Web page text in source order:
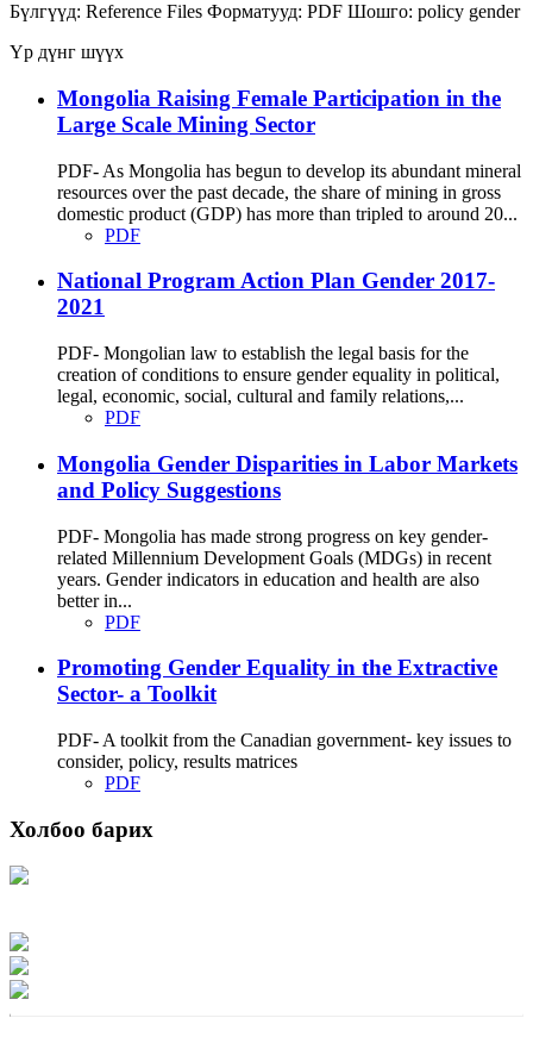
Бүлгүүд: Reference Files Форматууд: PDF Шошго: policy gender
Үр дүнг шүүх
Mongolia Raising Female Participation in the
Large Scale Mining Sector
PDF- As Mongolia has begun to develop its abundant mineral
resources over the past decade, the share of mining in gross
domestic product (GDP) has more than tripled to around 20...
PDF
National Program Action Plan Gender 2017-
2021
PDF- Mongolian law to establish the legal basis for the
creation of conditions to ensure gender equality in political,
legal, economic, social, cultural and family relations,...
PDF
Mongolia Gender Disparities in Labor Markets
and Policy Suggestions
PDF- Mongolia has made strong progress on key gender-
related Millennium Development Goals (MDGs) in recent
years. Gender indicators in education and health are also
better in...
PDF
Promoting Gender Equality in the Extractive
Sector- a Toolkit
PDF- A toolkit from the Canadian government- key issues to
consider, policy, results matrices
PDF
Холбоо барих